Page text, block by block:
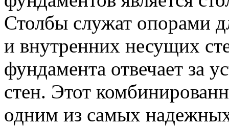
Столбы служат опорами
и внутренних несущих
фундамента отвечает за
стен. Этот
одним из самых